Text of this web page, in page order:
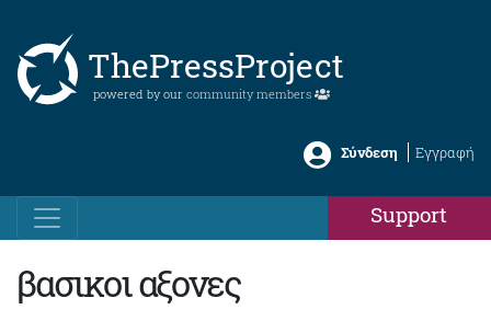
ThePressProject
powered by our community members
Σύνδεση Εγγραφή
Support
βασικοι αξονες